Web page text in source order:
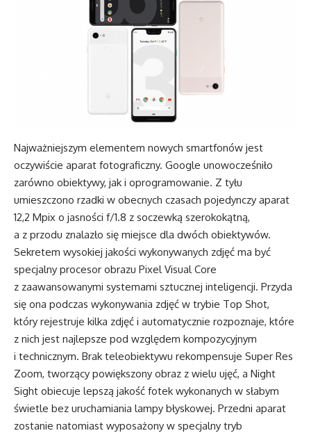
Najważniejszym elementem nowych smartfonów jest
oczywiście aparat fotograficzny. Google unowocześniło
zarówno obiektywy, jak i oprogramowanie. Z tyłu
umieszczono rzadki w obecnych czasach pojedynczy aparat
12,2 Mpix o jasności f/1.8 z soczewką szerokokątną,
a z przodu znalazło się miejsce dla dwóch obiektywów.
Sekretem wysokiej jakości wykonywanych zdjęć ma być
specjalny procesor obrazu Pixel Visual Core
z zaawansowanymi systemami sztucznej inteligencji. Przyda
się ona podczas wykonywania zdjęć w trybie Top Shot,
który rejestruje kilka zdjęć i automatycznie rozpoznaje, które
z nich jest najlepsze pod względem kompozycyjnym
i technicznym. Brak teleobiektywu rekompensuje Super Res
Zoom, tworzący powiększony obraz z wielu ujęć, a Night
Sight obiecuje lepszą jakość fotek wykonanych w słabym
świetle bez uruchamiania lampy błyskowej. Przedni aparat
zostanie natomiast wyposażony w specjalny tryb